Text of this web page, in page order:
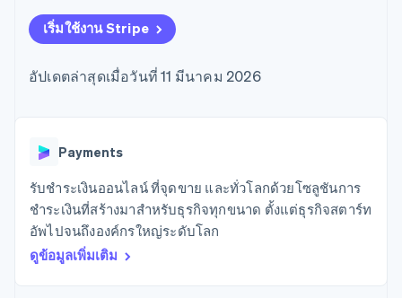
ชำระเงิน
Link
การชำระเงินที่
อัตโนมัติ
สำหรับการ
Stripe
รายงานที่
ออกแบบเอง
Pipeline
เพิ่มเติม
Product roadmap
ดูสิ่งที่กำลังจะมาถึง
Radar
ตามอุตสาหกรรม
บริษัท AI
การบริการ การเดินทาง
องค์กรไม่แสวงผลกำไร
บริการเฉพาะทาง
ภาครัฐ
ธุรกิจค้าปลีก
แหล่งข้อมูล
การเชื่อมต่อการทำงาน
สถานะ API
ห้องข่าว
Stripe Press
เริ่มใช้งาน Stripe
อัปเดตล่าสุดเมื่อวันที่ 11 มีนาคม 2026
Payments
รับชำระเงินออนไลน์ ที่จุดขาย และทั่วโลกด้วยโซลูชันการ
ชำระเงินที่สร้างมาสำหรับธุรกิจทุกขนาด ตั้งแต่ธุรกิจสตาร์ท
อัพไปจนถึงองค์กรใหญ่ระดับโลก
ดูข้อมูลเพิ่มเติม